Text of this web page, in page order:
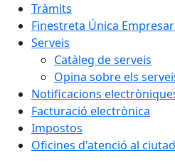
Tràmits
Finestreta Única
Serveis
Catàleg de serveis
Opina sobre els
Notificacions
Facturació electrònica
Impostos
Oficines d'atenció al